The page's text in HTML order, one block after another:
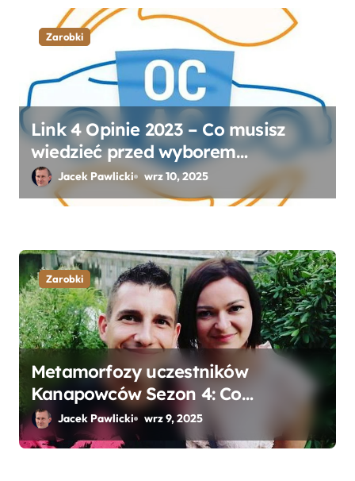
Zarobki
Link 4 Opinie 2023 – Co musisz
wiedzieć przed wyborem
ubezpieczenia OC i AC?
Jacek Pawlicki wrz 10, 2025
Zarobki
Metamorfozy uczestników
Kanapowców Sezon 4: Co
naprawdę zaskoczyło ekspertów?
Jacek Pawlicki wrz 9, 2025